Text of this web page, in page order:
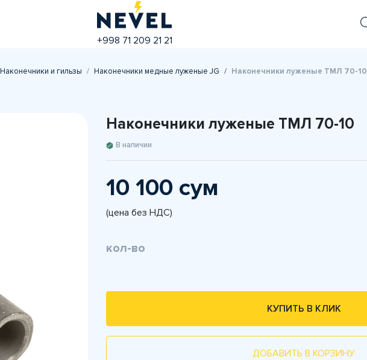
+998 71 209 21 21
Наконечники и гильзы Наконечники медные луженые JG Наконечники луженые ТМЛ 70-10
Наконечники луженые ТМЛ 70-10
В наличии
10 100 сум
(цена без НДС)
кол-во
КУПИТЬ В КЛИК
ДОБАВИТЬ В КОРЗИНУ